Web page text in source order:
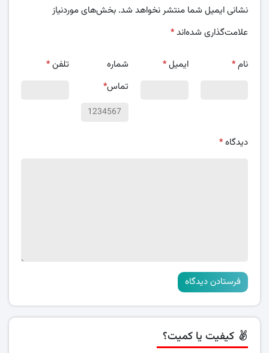
نشانی ایمیل شما منتشر نخواهد شد. بخش‌های موردنیاز
علامت‌گذاری شده‌اند*
نام* ایمیل*
شماره
تماس*
تلفن*
دیدگاه*
کیفیت یا کمیت؟